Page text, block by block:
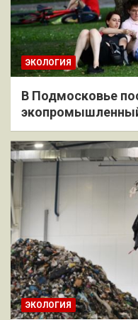
ЭКОЛОГИЯ
В Подмосковье
ЭКОЛОГИЯ